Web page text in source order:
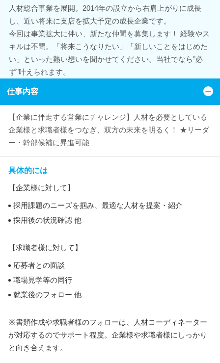
人材総合事業を展開。2014年の設立から右肩上がりに成長
し、近い将来に支店を拡大予定の成長企業です。
今回は事業拡大に伴い、新たな仲間を募集します！ 経験やス
キルは不問。「将来こうなりたい」「新しいことをはじめた
い」といった熱い想いを聞かせてください。当社でなら”必
ず”叶えられます。
仕事内容
【企業に伴走する営業にチャレンジ】人材を必要としている
企業様と求職者様をつなぎ、双方の未来を明るく！ ★リーダ
ー・幹部候補に昇進可能
具体的には
【企業様に対して】
採用課題のニーズを掴み、最適な人材を提案・紹介
採用後の状況確認 他
【求職者様に対して】
応募者との面談
職場見学等の同行
就業後のフォロー 他
※書類作成や求職者様のフォローは、人材コーディネーター
が対応するのでサポート程度。企業様や求職者様にしっかり
と向き合えます。